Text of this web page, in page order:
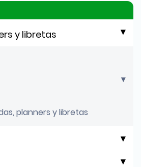
planners y libretas
y libretas